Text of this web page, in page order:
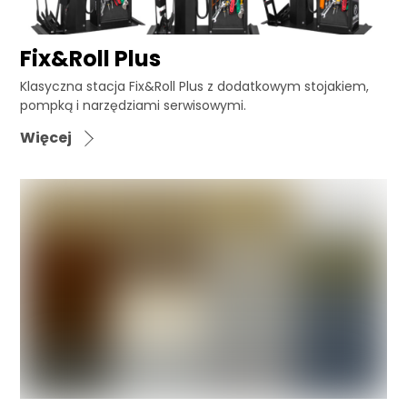
Fix&Roll Plus
Klasyczna stacja Fix&Roll Plus z dodatkowym stojakiem,
pompką i narzędziami serwisowymi.
Więcej